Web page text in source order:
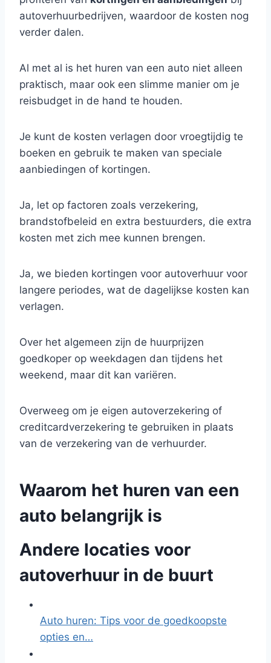
autoverhuurbedrijven, waardoor de kosten nog
verder dalen.
Al met al is het huren van een auto niet alleen
praktisch, maar ook een slimme manier om je
reisbudget in de hand te houden.
Je kunt de kosten verlagen door vroegtijdig te
boeken en gebruik te maken van speciale
aanbiedingen of kortingen.
Ja, let op factoren zoals verzekering,
brandstofbeleid en extra bestuurders, die extra
kosten met zich mee kunnen brengen.
Ja, we bieden kortingen voor autoverhuur voor
langere periodes, wat de dagelijkse kosten kan
verlagen.
Over het algemeen zijn de huurprijzen
goedkoper op weekdagen dan tijdens het
weekend, maar dit kan variëren.
Overweeg om je eigen autoverzekering of
creditcardverzekering te gebruiken in plaats
van de verzekering van de verhuurder.
Waarom het huren van een
auto belangrijk is
Andere locaties voor
autoverhuur in de buurt
Auto huren: Tips voor de goedkoopste
opties en…